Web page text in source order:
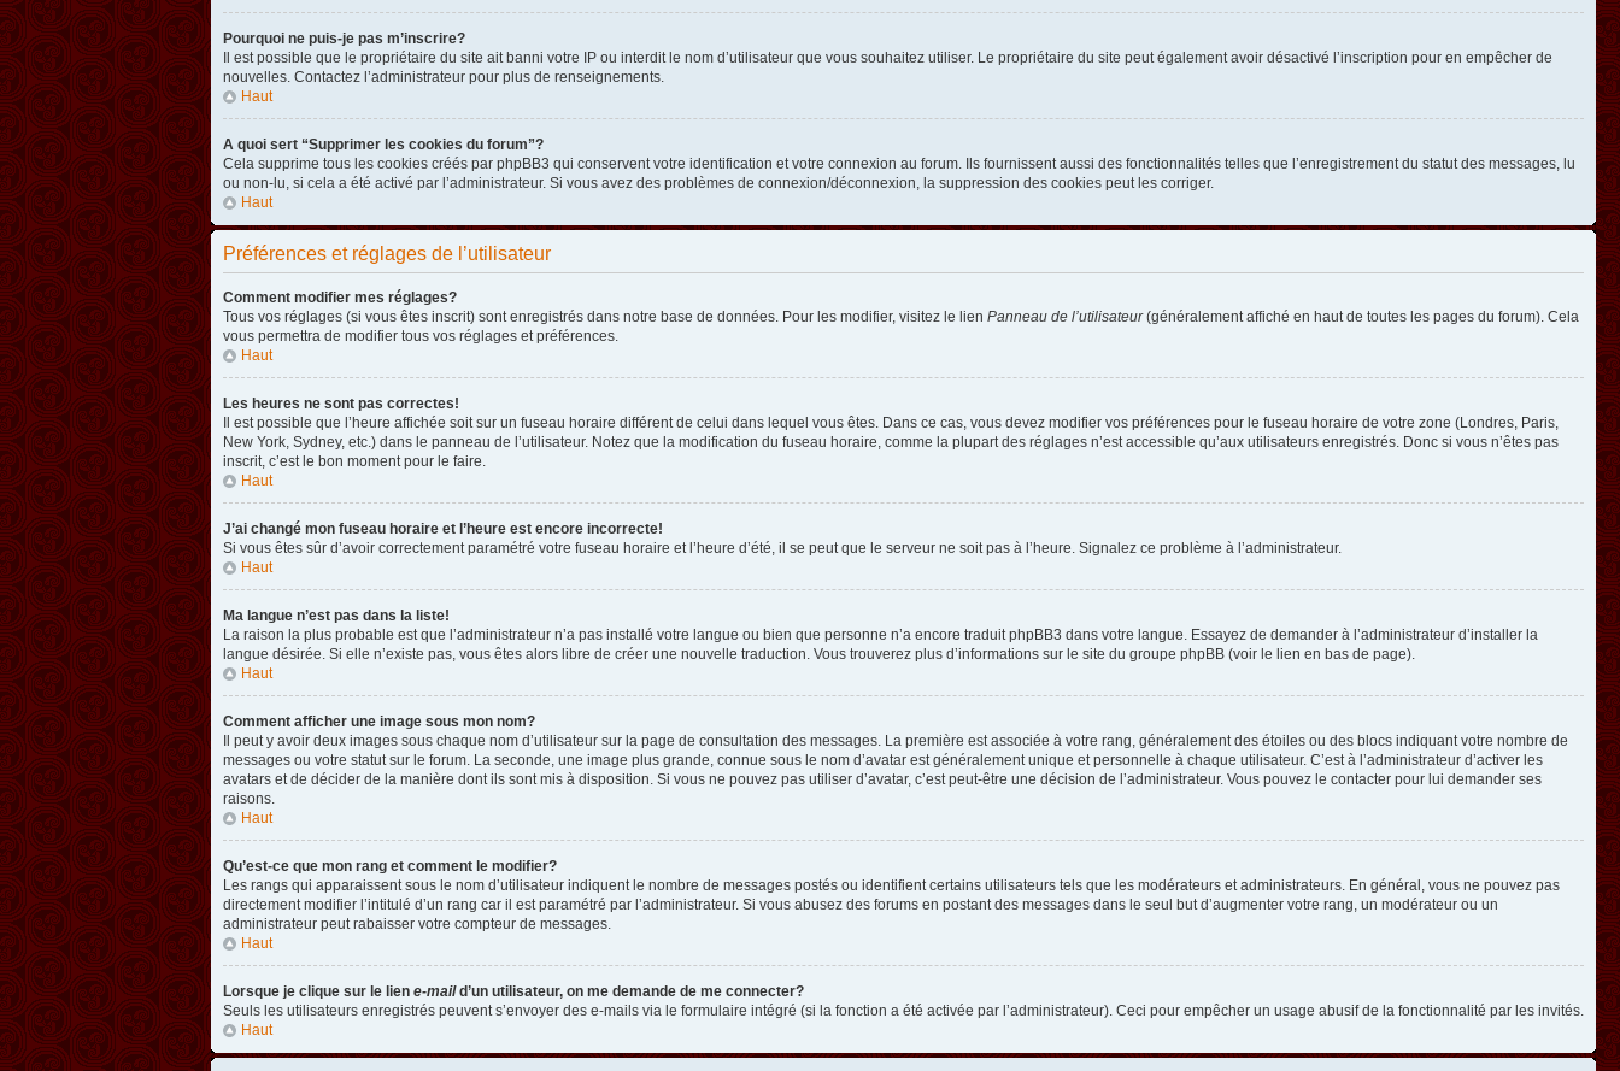
Pourquoi ne puis-je pas m’inscrire?
Il est possible que le propriétaire du site ait banni votre IP ou interdit le nom d’utilisateur que vous souhaitez utiliser. Le propriétaire du site peut également avoir désactivé l’inscription pour en empêcher de
nouvelles. Contactez l’administrateur pour plus de renseignements.
Haut
A quoi sert “Supprimer les cookies du forum”?
Cela supprime tous les cookies créés par phpBB3 qui conservent votre identification et votre connexion au forum. Ils fournissent aussi des fonctionnalités telles que l’enregistrement du statut des messages, lu
ou non-lu, si cela a été activé par l’administrateur. Si vous avez des problèmes de connexion/déconnexion, la suppression des cookies peut les corriger.
Haut
Préférences et réglages de l’utilisateur
Comment modifier mes réglages?
Tous vos réglages (si vous êtes inscrit) sont enregistrés dans notre base de données. Pour les modifier, visitez le lien Panneau de l’utilisateur(généralement affiché en haut de toutes les pages du forum). Cela
vous permettra de modifier tous vos réglages et préférences.
Haut
Les heures ne sont pas correctes!
Il est possible que l’heure affichée soit sur un fuseau horaire différent de celui dans lequel vous êtes. Dans ce cas, vous devez modifier vos préférences pour le fuseau horaire de votre zone (Londres, Paris,
New York, Sydney, etc.) dans le panneau de l’utilisateur. Notez que la modification du fuseau horaire, comme la plupart des réglages n’est accessible qu’aux utilisateurs enregistrés. Donc si vous n’êtes pas
inscrit, c’est le bon moment pour le faire.
Haut
J’ai changé mon fuseau horaire et l’heure est encore incorrecte!
Si vous êtes sûr d’avoir correctement paramétré votre fuseau horaire et l’heure d’été, il se peut que le serveur ne soit pas à l’heure. Signalez ce problème à l’administrateur.
Haut
Ma langue n’est pas dans la liste!
La raison la plus probable est que l’administrateur n’a pas installé votre langue ou bien que personne n’a encore traduit phpBB3 dans votre langue. Essayez de demander à l’administrateur d’installer la
langue désirée. Si elle n’existe pas, vous êtes alors libre de créer une nouvelle traduction. Vous trouverez plus d’informations sur le site du groupe phpBB (voir le lien en bas de page).
Haut
Comment afficher une image sous mon nom?
Il peut y avoir deux images sous chaque nom d’utilisateur sur la page de consultation des messages. La première est associée à votre rang, généralement des étoiles ou des blocs indiquant votre nombre de
messages ou votre statut sur le forum. La seconde, une image plus grande, connue sous le nom d’avatar est généralement unique et personnelle à chaque utilisateur. C’est à l’administrateur d’activer les
avatars et de décider de la manière dont ils sont mis à disposition. Si vous ne pouvez pas utiliser d’avatar, c’est peut-être une décision de l’administrateur. Vous pouvez le contacter pour lui demander ses
raisons.
Haut
Qu’est-ce que mon rang et comment le modifier?
Les rangs qui apparaissent sous le nom d’utilisateur indiquent le nombre de messages postés ou identifient certains utilisateurs tels que les modérateurs et administrateurs. En général, vous ne pouvez pas
directement modifier l’intitulé d’un rang car il est paramétré par l’administrateur. Si vous abusez des forums en postant des messages dans le seul but d’augmenter votre rang, un modérateur ou un
administrateur peut rabaisser votre compteur de messages.
Haut
Lorsque je clique sur le lien e-maild’un utilisateur, on me demande de me connecter?
Seuls les utilisateurs enregistrés peuvent s’envoyer des e-mails via le formulaire intégré (si la fonction a été activée par l’administrateur). Ceci pour empêcher un usage abusif de la fonctionnalité par les invités.
Haut